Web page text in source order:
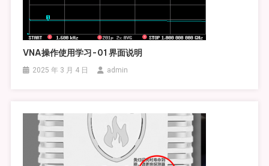
VNA操作使用学习-01 界面说明
2025 年 3 月 4 日 admin